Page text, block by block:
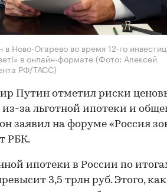
Ново-Огарево во время 12-го
в онлайн-формате (Фото: Алексей
РФ/ТАСС)
Путин отметил риски
за льготной ипотеки и
заявил на форуме «Россия
РБК.
ипотеки в России по
3,5 трлн руб. Этого, как